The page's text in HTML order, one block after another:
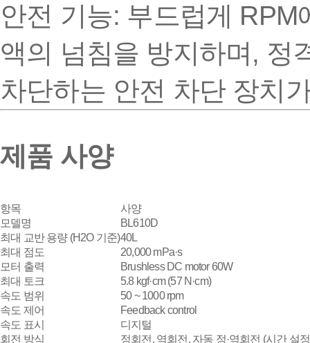
안전 기능: 부드럽게
액의 넘침을 방지하며, 정
차단하는 안전 차단 장치
제품 사양
항목
사양
모델명
BL610D
최대 교반 용량 (H2O 기준)40L
최대 점도
20,000 mPa·s
모터 출력
Brushless DC motor 60W
최대 토크
5.8 kgf·cm (57 N·cm)
속도 범위
50 ~ 1000 rpm
속도 제어
Feedback control
속도 표시
디지털
회전 방식
정회전, 역회전, 자동 정·역회전 (시간 설